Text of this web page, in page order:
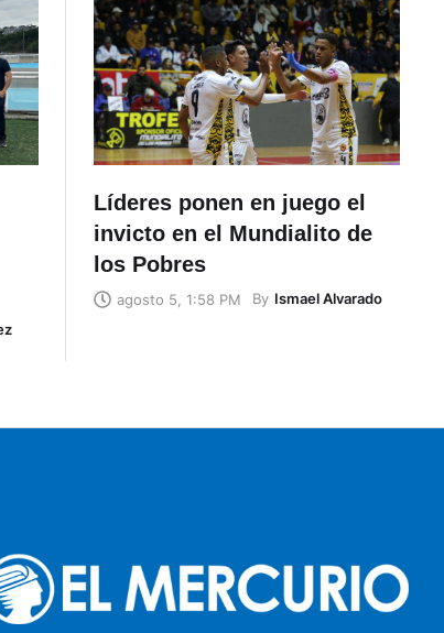
Líderes ponen en juego el
invicto en el Mundialito de
los Pobres
agosto 5, 1:58 PM By Ismael Alvarado